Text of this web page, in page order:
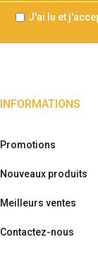
J'ai lu et
INFORMATIONS
Promotions
Nouveaux produits
Meilleurs ventes
Contactez-nous